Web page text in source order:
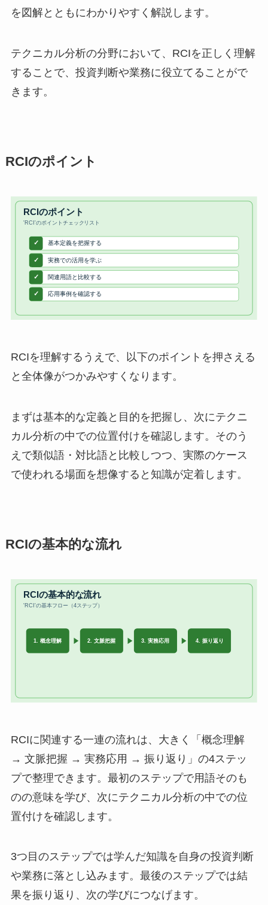
を図解とともにわかりやすく解説します。
テクニカル分析の分野において、RCIを正しく理解
することで、投資判断や業務に役立てることがで
きます。
RCIのポイント
RCIを理解するうえで、以下のポイントを押さえる
と全体像がつかみやすくなります。
まずは基本的な定義と目的を把握し、次にテクニ
カル分析の中での位置付けを確認します。そのう
えで類似語・対比語と比較しつつ、実際のケース
で使われる場面を想像すると知識が定着します。
RCIの基本的な流れ
RCIに関連する一連の流れは、大きく「概念理解
→ 文脈把握 → 実務応用 → 振り返り」の4ステッ
プで整理できます。最初のステップで用語そのも
のの意味を学び、次にテクニカル分析の中での位
置付けを確認します。
3つ目のステップでは学んだ知識を自身の投資判断
や業務に落とし込みます。最後のステップでは結
果を振り返り、次の学びにつなげます。